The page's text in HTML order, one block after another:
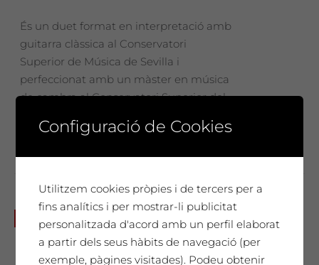
És un duet format en interpretació amb
guitarra clàssica al Conservatori
Superior de Música de Sevilla i
perfeccionat amb un màster en música
de cambra al Conservatori Superior del
Diumenge 5 de maig: Tast de
vins i Wine Spa amb Maria
Grustan i Laia Sans de
Configuració de Cookies
Utilitzem cookies pròpies i de tercers per a
fins analítics i per mostrar-li publicitat
personalitzada d'acord amb un perfil elaborat
a partir dels seus hàbits de navegació (per
exemple, pàgines visitades). Podeu obtenir